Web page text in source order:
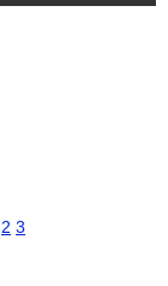
2 3